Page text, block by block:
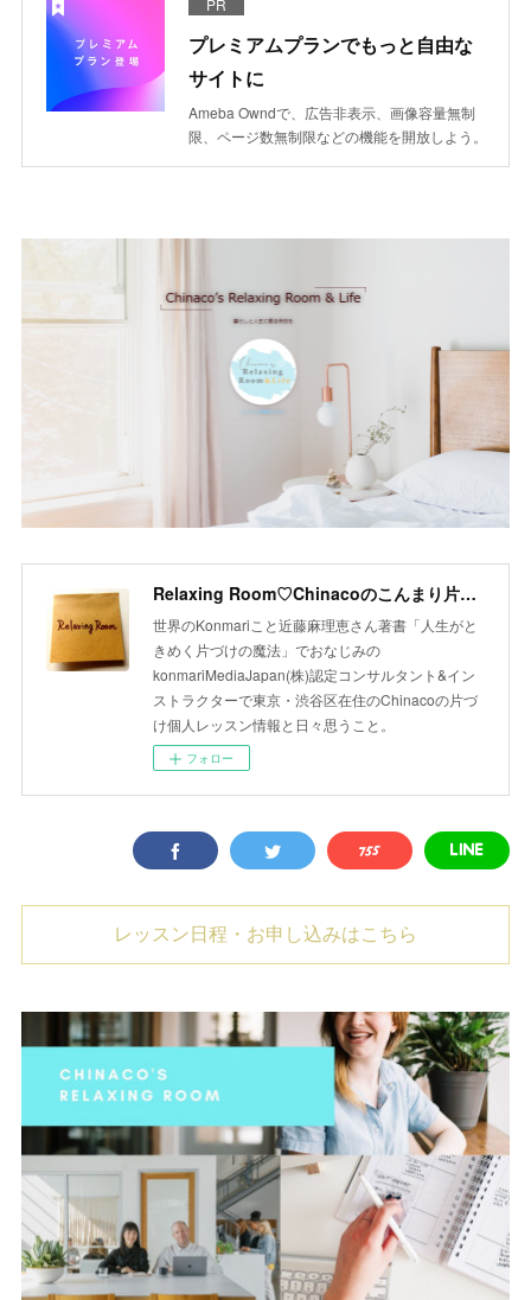
PR
プレミアムプランでもっと自由な
サイトに
Ameba Owndで、広告非表示、画像容量無制
限、ページ数無制限などの機能を開放しよう。
Relaxing Room♡Chinacoのこんまり片づけLesson
世界のKonmariこと近藤麻理恵さん著書「人生がと
きめく片づけの魔法」でおなじみの
konmariMediaJapan(株)認定コンサルタント&イン
ストラクターで東京・渋谷区在住のChinacoの片づ
け個人レッスン情報と日々思うこと。
フォロー
レッスン日程・お申し込みはこちら